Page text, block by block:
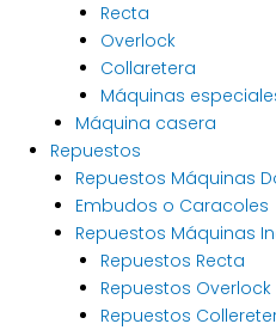
Recta
Overlock
Collaretera
Máquinas
Máquina casera
Repuestos
Repuestos Máquinas
Embudos o Caracoles
Repuestos Máquinas
Repuestos Recta
Repuestos Overlock
Repuestos